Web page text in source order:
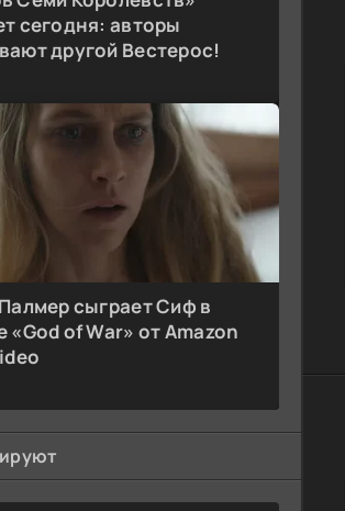
сегодня: авторы
другой Вестерос!
сыграет Сиф в
«God of War» от Amazon